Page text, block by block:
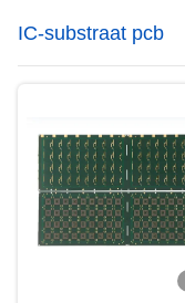
IC-substraat pcb